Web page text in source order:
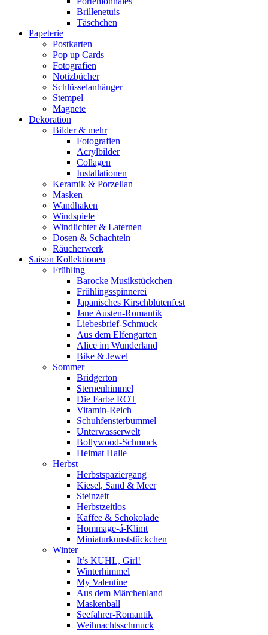
Brillenetuis
Täschchen
Papeterie
Postkarten
Pop up Cards
Fotografien
Notizbücher
Schlüsselanhänger
Stempel
Magnete
Dekoration
Bilder & mehr
Fotografien
Acrylbilder
Collagen
Installationen
Keramik & Porzellan
Masken
Wandhaken
Windspiele
Windlichter & Laternen
Dosen & Schachteln
Räucherwerk
Saison Kollektionen
Frühling
Barocke Musikstückchen
Frühlingsspinnerei
Japanisches Kirschblütenfest
Jane Austen-Romantik
Liebesbrief-Schmuck
Aus dem Elfengarten
Alice im Wunderland
Bike & Jewel
Sommer
Bridgerton
Sternenhimmel
Die Farbe ROT
Vitamin-Reich
Schuhfensterbummel
Unterwasserwelt
Bollywood-Schmuck
Heimat Halle
Herbst
Herbstspaziergang
Kiesel, Sand & Meer
Steinzeit
Herbstzeitlos
Kaffee & Schokolade
Hommage-á-Klimt
Miniaturkunststückchen
Winter
It’s KUHL, Girl!
Winterhimmel
My Valentine
Aus dem Märchenland
Maskenball
Seefahrer-Romantik
Weihnachtsschmuck